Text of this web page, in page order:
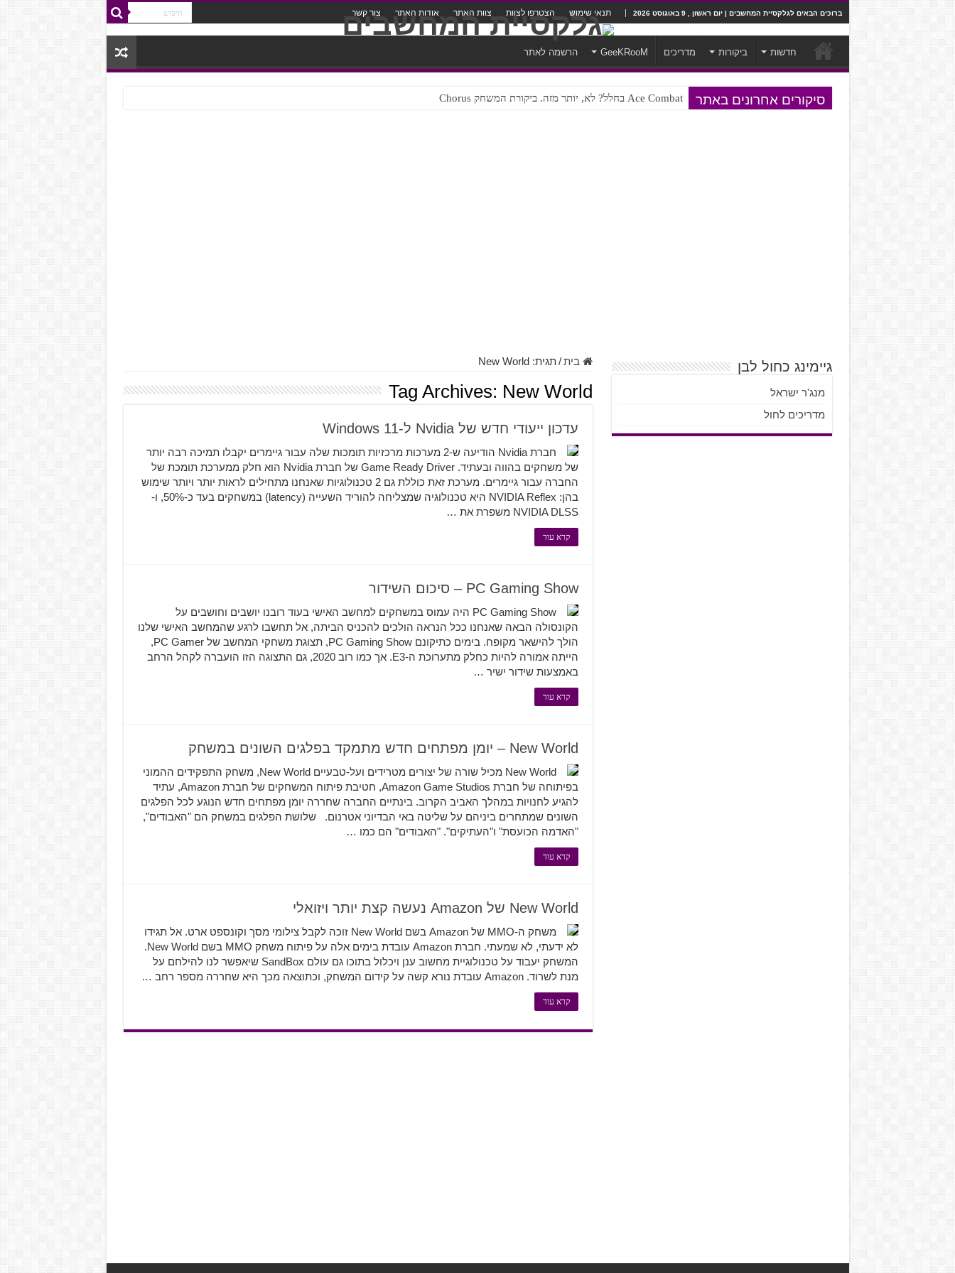
ברוכים הבאים לגלקסיית המחשבים | יום ראשון , 9 באוגוסט 2026 תנאי שימוש הצטרפו לצוות צוות האתר אודות האתר צור קשר
חדשות ביקורות מדריכים GeeKRooM הרשמה לאתר
סיקורים אחרונים באתר Ace Combat בחלל? לא, יותר מזה. ביקורת המשחק Chorus
Steven Universe והשירים שתורגמו בצורה נוראית לעברית
בית / תגית:New World
Tag Archives: New World
עדכון ייעודי חדש של Nvidia ל-Windows 11
חברת Nvidia הודיעה ש-2 מערכות מרכזיות תומכות שלה עבור גיימרים יקבלו תמיכה רבה יותר
של משחקים בהווה ובעתיד. Game Ready Driver של חברת Nvidia הוא חלק ממערכת תומכת של
החברה עבור גיימרים. מערכת זאת כוללת גם 2 טכנולוגיות שאנחנו מתחילים לראות יותר ויותר שימוש
בהן: NVIDIA Reflex היא טכנולוגיה שמצליחה להוריד השעייה (latency) במשחקים בעד כ-50%, ו-
NVIDIA DLSS משפרת את …
קרא עוד
PC Gaming Show – סיכום השידור
PC Gaming Show היה עמוס במשחקים למחשב האישי בעוד רובנו יושבים וחושבים על
הקונסולה הבאה שאנחנו ככל הנראה הולכים להכניס הביתה, אל תחשבו לרגע שהמחשב האישי שלנו
הולך להישאר מקופח. בימים כתיקונם PC Gaming Show, תצוגת משחקי המחשב של PC Gamer,
הייתה אמורה להיות כחלק מתערוכת ה-E3. אך כמו רוב 2020, גם התצוגה הזו הועברה לקהל הרחב
באמצעות שידור ישיר …
קרא עוד
New World – יומן מפתחים חדש מתמקד בפלגים השונים במשחק
New World מכיל שורה של יצורים מטרידים ועל-טבעיים New World, משחק התפקידים ההמוני
בפיתוחה של חברת Amazon Game Studios, חטיבת פיתוח המשחקים של חברת Amazon, עתיד
להגיע לחנויות במהלך האביב הקרוב. בינתיים החברה שחררה יומן מפתחים חדש הנוגע לכל הפלגים
השונים שמתחרים ביניהם על שליטה באי הבדיוני אטרנום. שלושת הפלגים במשחק הם "האבודים",
"האדמה הכועסת" ו"העתיקים". "האבודים" הם כמו …
קרא עוד
New World של Amazon נעשה קצת יותר ויזואלי
משחק ה-MMO של Amazon בשם New World זוכה לקבל צילומי מסך וקונספט ארט. אל תגידו
לא ידעתי, לא שמעתי. חברת Amazon עובדת בימים אלה על פיתוח משחק MMO בשם New World.
המשחק יעבוד על טכנולוגיית מחשוב ענן ויכלול בתוכו גם עולם SandBox שיאפשר לנו להילחם על
מנת לשרוד. Amazon עובדת נורא קשה על קידום המשחק, וכתוצאה מכך היא שחררה מספר רחב …
קרא עוד
גיימינג כחול לבן
מנג'ר ישראל
מדריכים לחול